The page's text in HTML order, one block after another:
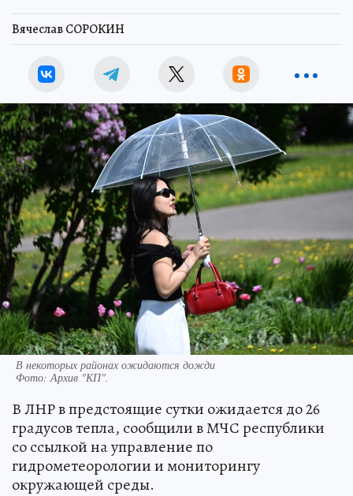
Вячеслав СОРОКИН
В некоторых районах ожидаются дожди
Фото: Архив "КП".
В ЛНР в предстоящие сутки ожидается до 26
градусов тепла, сообщили в МЧС республики
со ссылкой на управление по
гидрометеорологии и мониторингу
окружающей среды.